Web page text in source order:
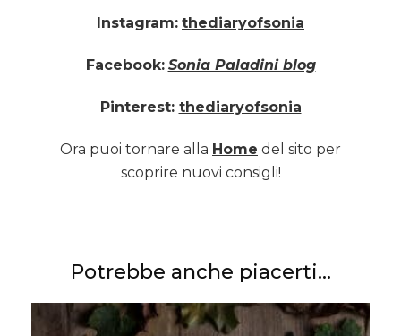
Instagram: thediaryofsonia
Facebook: Sonia Paladini blog
Pinterest: thediaryofsonia
Ora puoi tornare alla Home del sito per
scoprire nuovi consigli!
Potrebbe anche piacerti...